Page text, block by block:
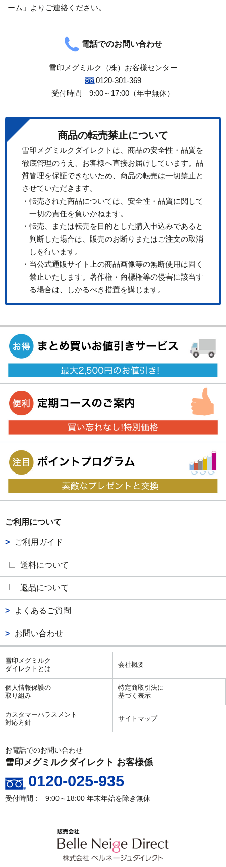
ーム 」よりご連絡ください。
電話でのお問い合わせ
雪印メグミルク（株）お客様センター
0120-301-369
受付時間 9:00～17:00（年中無休）
商品の転売禁止について
雪印メグミルクダイレクトは、商品の安全性・品質を
徹底管理のうえ、お客様へ直接お届けしています。品
質管理を保証できないため、商品の転売は一切禁止と
させていただきます。
・転売された商品については、安全性・品質に関して
一切の責任を負いかねます。
・転売、または転売を目的とした購入申込みであると
判断した場合は、販売のお断りまたはご注文の取消
しを行います。
・当公式通販サイト上の商品画像等の無断使用は固く
禁止いたします。著作権・商標権等の侵害に該当す
る場合は、しかるべき措置を講じます。
ご利用について
ご利用ガイド
送料について
返品について
よくあるご質問
お問い合わせ
雪印メグミルク
ダイレクトとは
会社概要
個人情報保護の
取り組み
特定商取引法に
基づく表示
カスタマーハラスメント
対応方針
サイトマップ
お電話でのお問い合わせ
雪印メグミルクダイレクト お客様係
0120-025-935
9:00～18:00 年末年始を除き無休